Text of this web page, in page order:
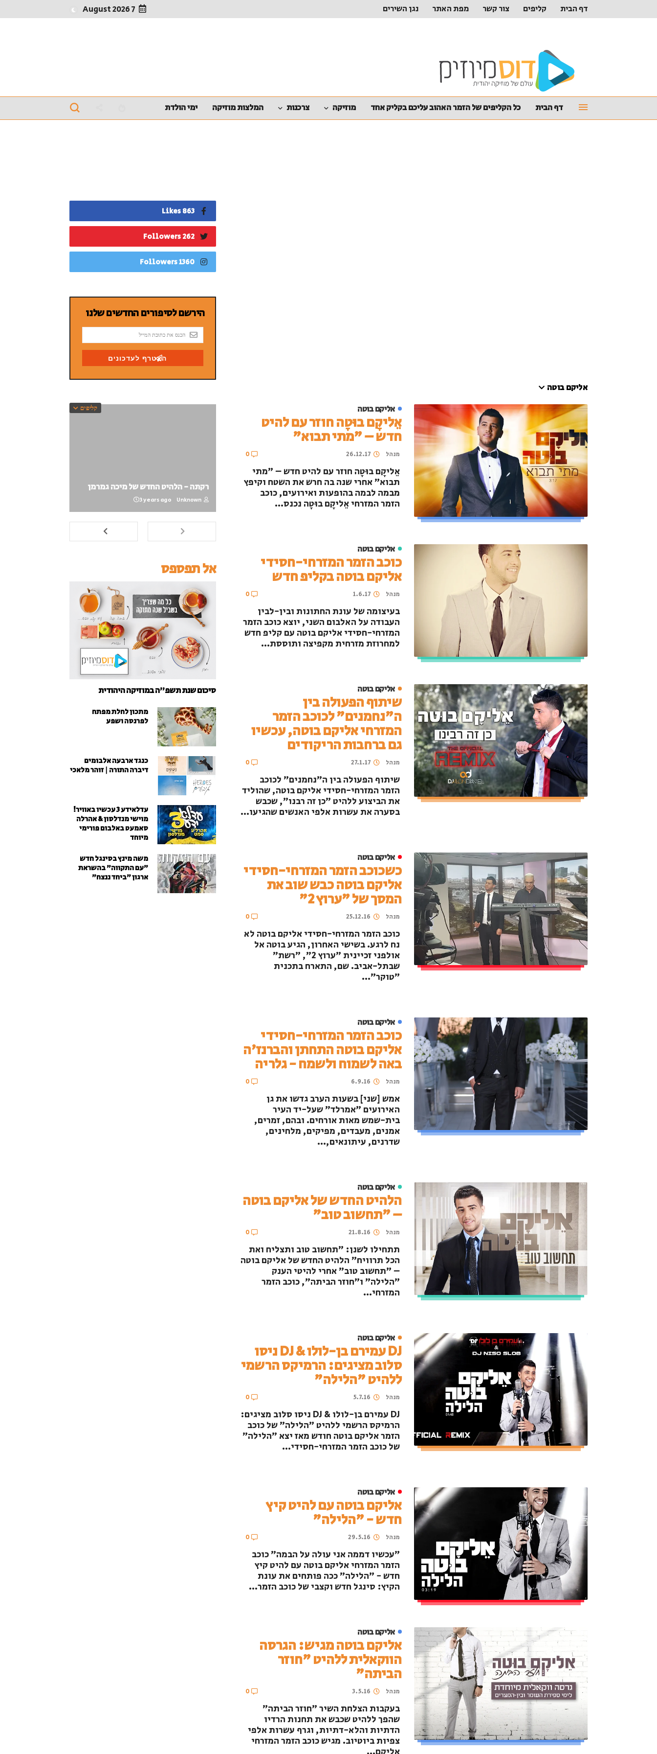
דף הבית קליפים צור קשר מפת האתר נגן השירים 7 August 2026
דף הבית כל הקליפים של הזמר האהוב עליכם בקליק אחד מוזיקה צרכנות המלצות מוזיקה ימי הולדת
אליקם בוטה
אליקם בוטה
אֵליקָם בוּטָה חוזר עם להיט
חדש – "מתי תבוא"
מנהל 26.12.17
0
אֵליקָם בוּטָה חוזר עם להיט חדש – "מתי
תבוא" אחרי שנה בה חרש את השטח וקיפץ
מבמה לבמה בהופעות ואירועים, כוכב
הזמר המזרחי אֵליקָם בוּטָה נכנס...
אליקם בוטה
כוכב הזמר המזרחי-חסידי
אליקם בוטה בקליפ חדש
מנהל 1.6.17
0
בעיצומה של עונת החתונות ובין-לבין
העבודה על האלבום השני, יוצא כוכב הזמר
המזרחי-חסידי אליקם בוטה עם קליפ חדש
למחרוזת מזרחית מקפיצה ותוססת...
אליקם בוטה
שיתוף הפעולה בין
ה"נחמנים" לכוכב הזמר
המזרחי אליקם בוטה, עכשיו
גם ברחבות הריקודים
מנהל 27.1.17
0
שיתוף הפעולה בין ה"נחמנים" לכוכב
הזמר המזרחי-חסידי אליקם בוטה, שהוליד
את הביצוע ללהיט "כן זה רבנו", שכבש
בסערה את עשרות אלפי האנשים שהגיעו...
אליקם בוטה
כשכוכב הזמר המזרחי-חסידי
אליקם בוטה כבש שוב את
המסך של "ערוץ 2"
מנהל 25.12.16
0
כוכב הזמר המזרחי-חסידי אליקם בוטה לא
נח לרגע. בשישי האחרון, הגיע בוטה אל
אולפני זכיינית "ערוץ 2", "רשת"
שבתל-אביב. שם, התארח בתכנית
"טוקר"...
אליקם בוטה
כוכב הזמר המזרחי-חסידי
אליקם בוטה התחתן והברנז'ה
באה לשמוח ולשמח - גלריה
מנהל 6.9.16
0
אמש [שני] בשעות הערב גדשו את גן
האירועים "אמרלד" שעל-יד העיר
בית-שמש מאות אורחים. ובהם, זמרים,
אמנים, מעבדים, מפיקים, מלחינים,
שדרנים, עיתונאים,...
אליקם בוטה
הלהיט החדש של אליקם בוטה
– "תחשוב טוב"
מנהל 21.8.16
0
תתחילו לשנן: "תחשוב טוב ותצליח ואת
הכל תרוויח" הלהיט החדש של אליקם בוטה
– "תחשוב טוב" אחרי להיטי הענק
"הלילה" ו"חוזר הביתה", כוכב הזמר
המזרחי...
אליקם בוטה
DJ עמירם בן-לולו & DJ ניסו
סלוב מציגים: הרמיקס הרשמי
ללהיט "הלילה"
מנהל 5.7.16
0
DJ עמירם בן-לולו & DJ ניסו סלוב מציגים:
הרמיקס הרשמי ללהיט "הלילה" של כוכב
הזמר אליקם בוטה חודש מאז יצא "הלילה"
של כוכב הזמר המזרחי-חסידי...
אליקם בוטה
אליקם בוטה עם להיט קיץ
חדש - "הלילה"
מנהל 29.5.16
0
"עכשיו דממה אני עולה על הבמה" כוכב
הזמר המזרחי אליקם בוטה עם להיט קיץ
חדש - "הלילה" ככה פותחים את עונת
הקיץ: סינגל חדש וקצבי של כוכב הזמר...
אליקם בוטה
אליקם בוטה מגיש: הגרסה
הווקאלית ללהיט "חוזר
הביתה"
מנהל 3.5.16
0
בעקבות הצלחת השיר "חוזר הביתה"
שהפך ללהיט שכבש את תחנות הרדיו
הדתיות והלא-דתיות, וגרף עשרות אלפי
צפיות ביוטיוב. מגיש כוכב הזמר המזרחי
863 Likes
262 Followers
1360 Followers
קליפים
רקתה - הלהיט החדש של מיכה גמרמן
Unknown
3 years ago
אל תפספס
סיכום שנת תשפ"ה במוזיקה היהודית
מתכון לחלת מפתח
לפרנסה ושפע
כנגד ארבעה אלבומים
דיברה התורה | זוהר מלאכי
עדלאידע 3 עכשיו באוויר!
מוישי מנדלסון & אהרלה
סאמעט באלבום פורימי
מיוחד
משה מינץ בסינגל חדש
״עם התקווה״ בהשראת
ארגון "ביחד ננצח"